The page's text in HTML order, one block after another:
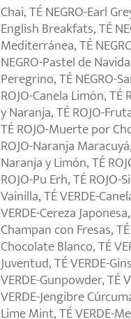
Chai, TÉ NEGRO-Earl
English Breakfats, TÉ
Mediterránea, TÉ
NEGRO-Pastel de
Peregrino, TÉ NEGRO-
ROJO-Canela Limón, TÉ
y Naranja, TÉ ROJO-
TÉ ROJO-Muerte por
ROJO-Naranja
Naranja y Limón, TÉ
ROJO-Pu Erh, TÉ ROJO-
Vainilla, TÉ VERDE-
VERDE-Cereza
Champan con Fresas,
Chocolate Blanco, TÉ
Juventud, TÉ VERDE-
VERDE-Gunpowder, TÉ
VERDE-Jengibre
Lime Mint, TÉ VERDE-